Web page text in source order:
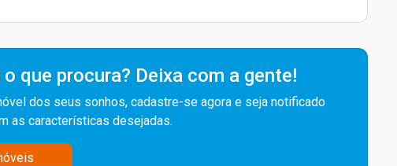
que procura? Deixa com a gente!
dos seus sonhos, cadastre-se agora e seja notificado
as características desejadas.